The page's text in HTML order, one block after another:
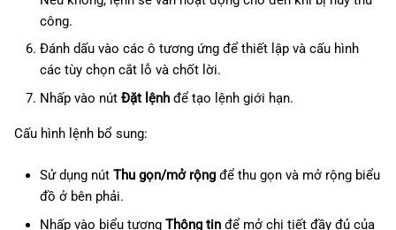
công.
Đánh dấu vào các ô tương ứng để thiết lập và cấu hình
các tùy chọn cắt lỗ và chốt lời.
Nhấp vào nút Đặt lệnhđể tạo lệnh giới hạn.
Cấu hình lệnh bổ sung:
Sử dụng nút Thu gọn/mở rộngđể thu gọn và mở rộng biểu
đồ ở bên phải.
Nhấp vào biểu tượng Thông tinđể mở chi tiết đầy đủ của